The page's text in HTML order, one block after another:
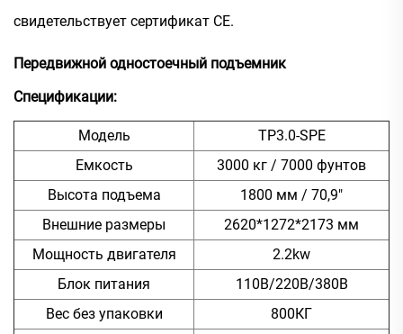
свидетельствует сертификат СЕ.
Передвижной одностоечный подъемник
Спецификации:
Модель
TP3.0-SPE
Емкость
3000 кг / 7000 фунтов
Высота подъема
1800 мм / 70,9"
Внешние размеры
2620*1272*2173 мм
Мощность двигателя
2.2kw
Блок питания
110В/220В/380В
Вес без упаковки
800КГ